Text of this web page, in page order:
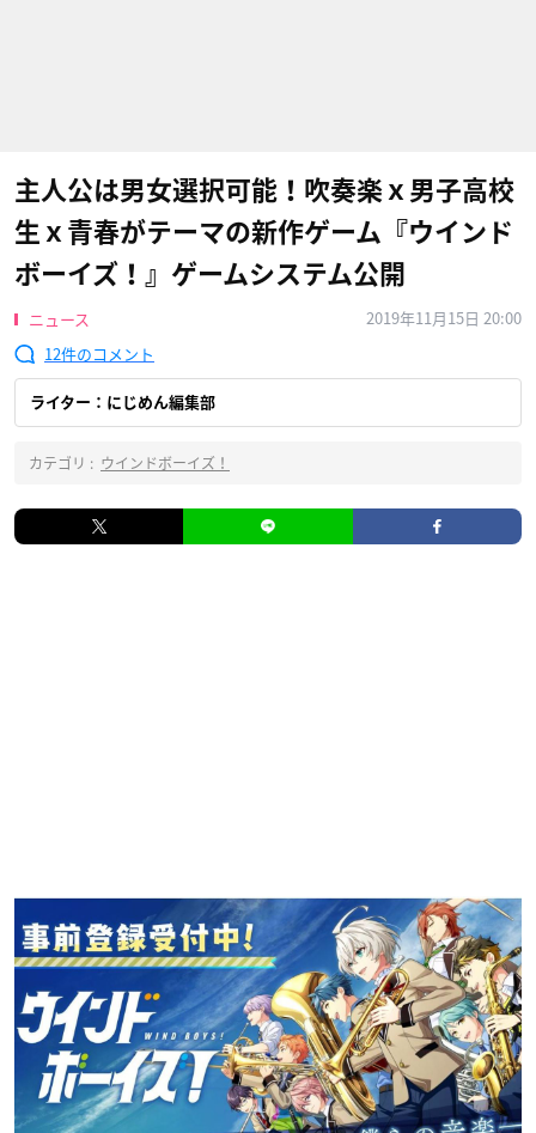
主人公は男女選択可能！吹奏楽ｘ男子高校
生ｘ青春がテーマの新作ゲーム『ウインド
ボーイズ！』ゲームシステム公開
ニュース
2019年11月15日 20:00
12
ライター：にじめん編集部
カテゴリ : ウインドボーイズ！